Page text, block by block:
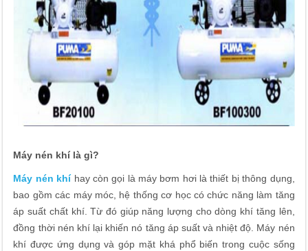
Máy nén khí là gì?
Máy nén khí hay còn gọi là máy bơm hơi là thiết bị thông dụng,
bao gồm các máy móc, hệ thống cơ học có chức năng làm tăng
áp suất chất khí. Từ đó giúp năng lượng cho dòng khí tăng lên,
đồng thời nén khí lại khiến nó tăng áp suất và nhiệt độ. Máy nén
khí được ứng dụng và góp mặt khá phổ biến trong cuộc sống